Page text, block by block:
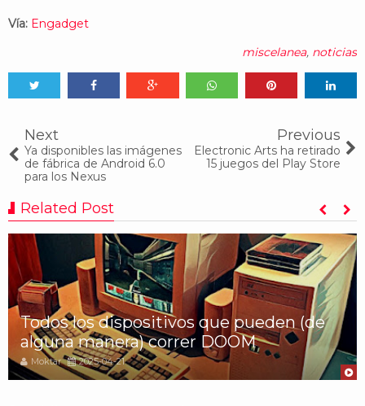
Vía: Engadget
miscelanea, noticias
Next
Ya disponibles las imágenes
de fábrica de Android 6.0
para los Nexus
Previous
Electronic Arts ha retirado
15 juegos del Play Store
Related Post
Todos los dispositivos que pueden (de
alguna manera) correr DOOM
Moktar 2025-04-21